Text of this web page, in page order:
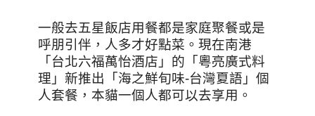
一般去五星飯店用餐都是家庭聚餐或是
呼朋引伴，人多才好點菜。現在南港
「台北六福萬怡酒店」的「粵亮廣式料
理」新推出「海之鮮旬味-台灣夏語」個
人套餐，本貓一個人都可以去享用。